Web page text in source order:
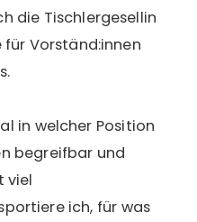
die Tischlergesellin
Vorständ:innen
in welcher Position
begreifbar und
viel
ich, für was